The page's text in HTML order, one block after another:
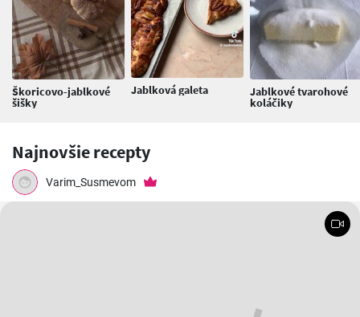
Škoricovo-jablkové
šišky
Jablková galeta Jablkové tvarohové
koláčiky
Najnovšie recepty
Varim_Susmevom